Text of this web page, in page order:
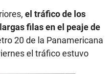
el tráfico de los
filas en el peaje de
20 de la Panamericana
el tráfico estuvo